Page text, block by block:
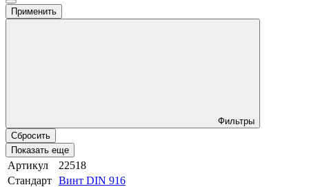
Применить
Фильтры
Сбросить
Показать еще
Артикул
22518
Стандарт Винт DIN 916